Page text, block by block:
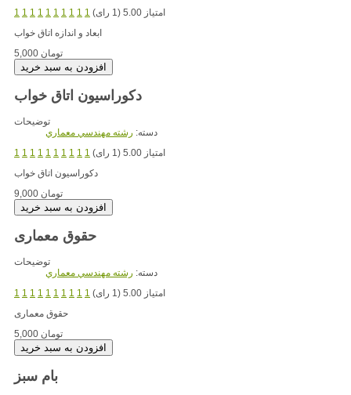
1 1 1 1 1 1 1 1 1 1
امتیاز 5.00 (1 رای)
5,000 تومان
دکوراسیون اتاق خواب
توضیحات
دسته: رشته مهندسي معماري
1 1 1 1 1 1 1 1 1 1
امتیاز 5.00 (1 رای)
9,000 تومان
حقوق معماری
توضیحات
دسته: رشته مهندسي معماري
1 1 1 1 1 1 1 1 1 1
امتیاز 5.00 (1 رای)
حقوق معماری
5,000 تومان
بام سبز